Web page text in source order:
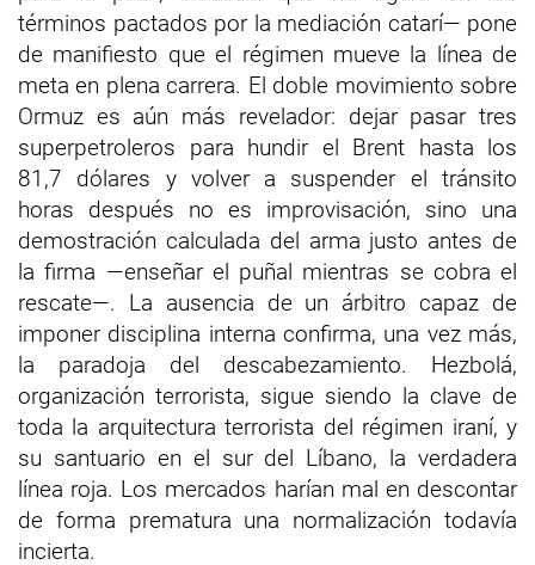
términos pactados por la mediación catarí— pone
de manifiesto que el régimen mueve la línea de
meta en plena carrera. El doble movimiento sobre
Ormuz es aún más revelador: dejar pasar tres
superpetroleros para hundir el Brent hasta los
81,7 dólares y volver a suspender el tránsito
horas después no es improvisación, sino una
demostración calculada del arma justo antes de
la firma —enseñar el puñal mientras se cobra el
rescate—. La ausencia de un árbitro capaz de
imponer disciplina interna confirma, una vez más,
la paradoja del descabezamiento. Hezbolá,
organización terrorista, sigue siendo la clave de
toda la arquitectura terrorista del régimen iraní, y
su santuario en el sur del Líbano, la verdadera
línea roja. Los mercados harían mal en descontar
de forma prematura una normalización todavía
incierta.